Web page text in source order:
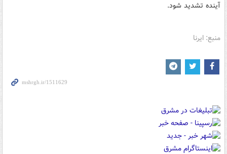
آینده تشدید شود.
منبع: ایرنا